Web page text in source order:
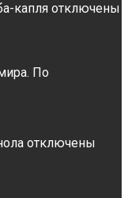
капля отключены
По
отключены